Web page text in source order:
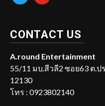
CONTACT US
A.round Entertainment
55/11 มบ.สีวลี2 ซอย63 ต.
12130
โทร : 0923802140